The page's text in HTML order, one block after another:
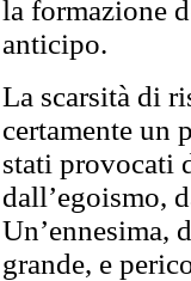
la formazione
anticipo.
La scarsità di
certamente un
stati provocati
dall’egoismo,
Un’ennesima,
grande, e